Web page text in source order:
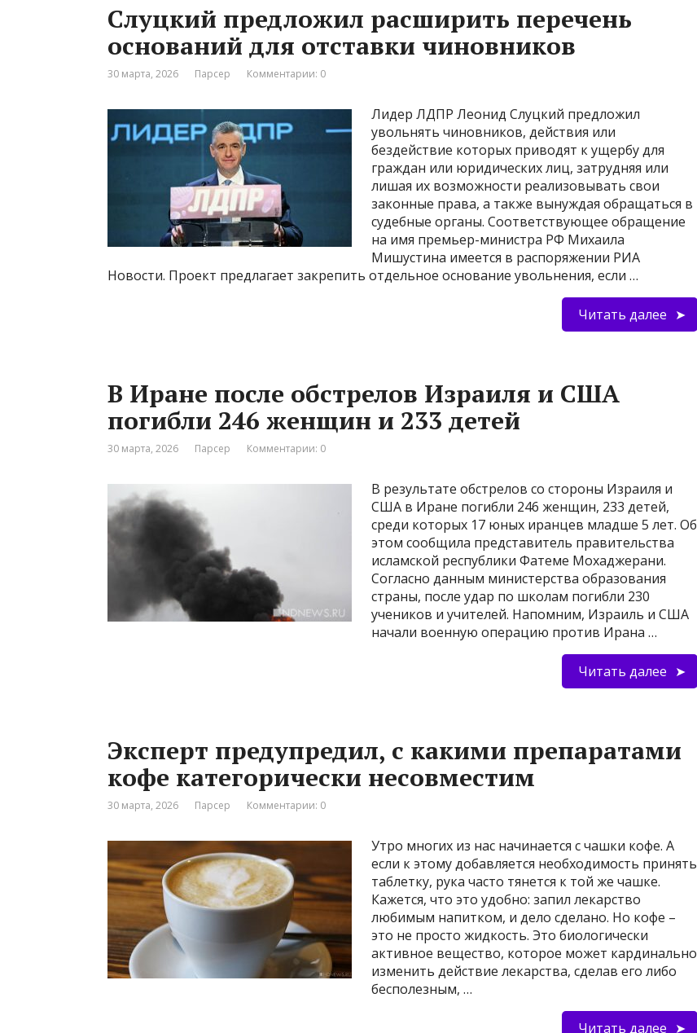
Слуцкий предложил расширить перечень
оснований для отставки чиновников
30 марта, 2026 Парсер Комментарии: 0
Лидер ЛДПР Леонид Слуцкий предложил
увольнять чиновников, действия или
бездействие которых приводят к ущербу для
граждан или юридических лиц, затрудняя или
лишая их возможности реализовывать свои
законные права, а также вынуждая обращаться в
судебные органы. Соответствующее обращение
на имя премьер-министра РФ Михаила
Мишустина имеется в распоряжении РИА
Новости. Проект предлагает закрепить отдельное основание увольнения, если …
Читать далее
В Иране после обстрелов Израиля и США
погибли 246 женщин и 233 детей
30 марта, 2026 Парсер Комментарии: 0
В результате обстрелов со стороны Израиля и
США в Иране погибли 246 женщин, 233 детей,
среди которых 17 юных иранцев младше 5 лет. Об
этом сообщила представитель правительства
исламской республики Фатеме Мохаджерани.
Согласно данным министерства образования
страны, после удар по школам погибли 230
учеников и учителей. Напомним, Израиль и США
начали военную операцию против Ирана …
Читать далее
Эксперт предупредил, с какими препаратами
кофе категорически несовместим
30 марта, 2026 Парсер Комментарии: 0
Утро многих из нас начинается с чашки кофе. А
если к этому добавляется необходимость принять
таблетку, рука часто тянется к той же чашке.
Кажется, что это удобно: запил лекарство
любимым напитком, и дело сделано. Но кофе –
это не просто жидкость. Это биологически
активное вещество, которое может кардинально
изменить действие лекарства, сделав его либо
бесполезным, …
Читать далее